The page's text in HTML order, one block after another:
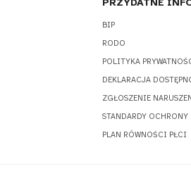
PRZYDATNE
BIP
RODO
POLITYKA
DEKLARACJA
ZGŁOSZENIE
STANDARDY
PLAN RÓWNOŚCI PŁCI